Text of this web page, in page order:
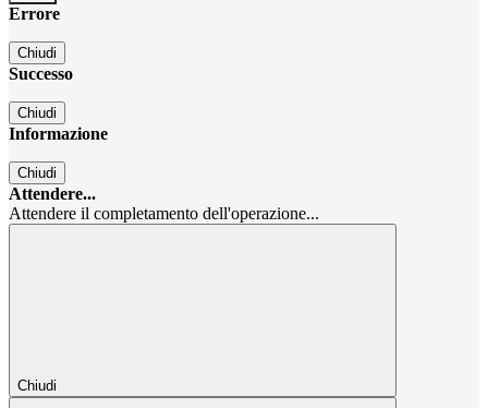
Errore
Chiudi
Successo
Chiudi
Informazione
Chiudi
Attendere...
Attendere il completamento dell'operazione...
Chiudi